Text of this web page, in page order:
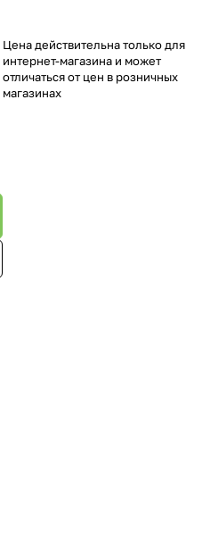
Цена действительна только для
интернет-магазина и может
отличаться от цен в розничных
магазинах